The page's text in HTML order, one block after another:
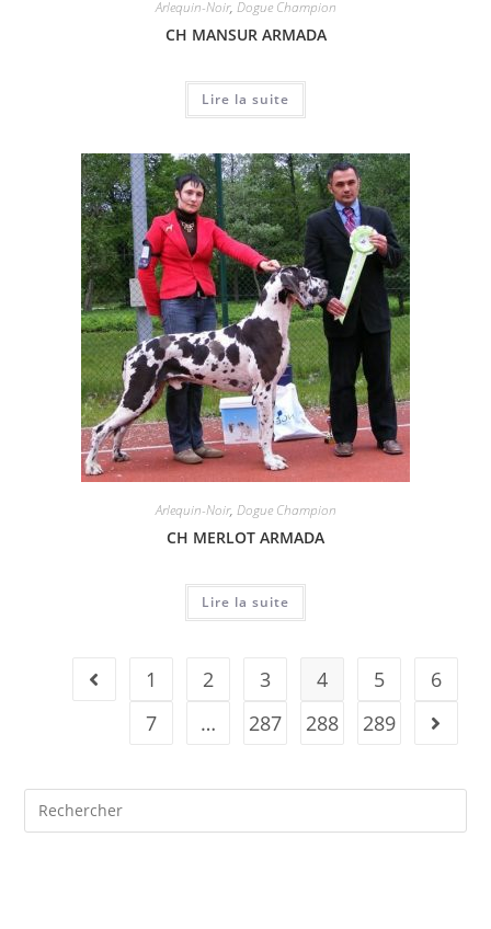
Arlequin-Noir, Dogue Champion
CH MANSUR ARMADA
Lire la suite
Arlequin-Noir, Dogue Champion
CH MERLOT ARMADA
Lire la suite
1 2 3 4 5
6
7
… 287 288 289